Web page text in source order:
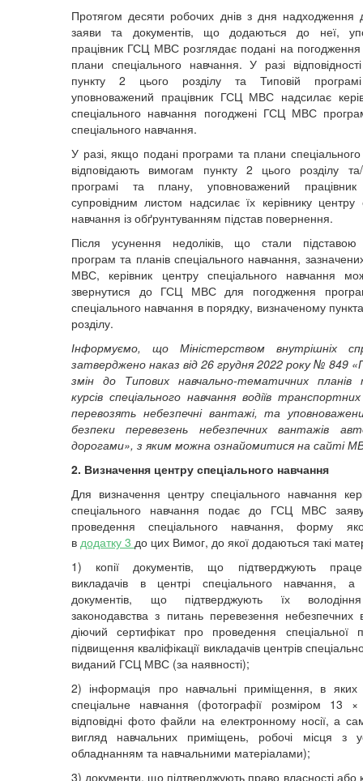
Протягом десяти робочих днів з дня
заяви та документів, що додаються до неї,
працівник ГСЦ МВС розглядає подані на
плани спеціального навчання. У разі
пункту 2 цього розділу та Типовій
уповноважений працівник ГСЦ МВС надсилає
спеціального навчання погоджені ГСЦ МВС
спеціального навчання.
У разі, якщо подані програми та плани
відповідають вимогам пункту 2 цього розділу
програмі та плану, уповноважений
супровідним листом надсилає їх керівнику центру
навчання із обґрунтуванням підстав повернення.
Після усунення недоліків, що стали підставою
програм та планів спеціального навчання,
МВС, керівник центру спеціального навчання
звернутися до ГСЦ МВС для погодження
спеціального навчання в порядку, визначеному
розділу.
Інформуємо, що Міністерством внутрішніх
затверджено наказ від 26 грудня 2022 року № 849
змін до Типових навчально-тематичних
курсів спеціального навчання водіїв
перевозять небезпечні вантажі, та
безпеки перевезень небезпечних вантажів
дорогами», з яким можна ознайомитися на сайті
2. Визначення центру спеціального навчання
Для визначення центру спеціального навчання
спеціального навчання подає до ГСЦ МВС
проведення спеціального навчання, форму
в додатку 3 до цих Вимог, до якої додаються такі
1) копії документів, що підтверджують
викладачів в центрі спеціального навчання, а
документів, що підтверджують їх
законодавства з питань перевезення небезпечних
діючий сертифікат про проведення спеціальної
підвищення кваліфікації викладачів центрів
виданий ГСЦ МВС (за наявності);
2) інформація про навчальні приміщення, в яких
спеціальне навчання (фотографії розміром
відповідні фото файли на електронному носії, а
вигляд навчальних приміщень, робочі місця з
обладнанням та навчальними матеріалами);
3) документи, що підтверджують право власності або